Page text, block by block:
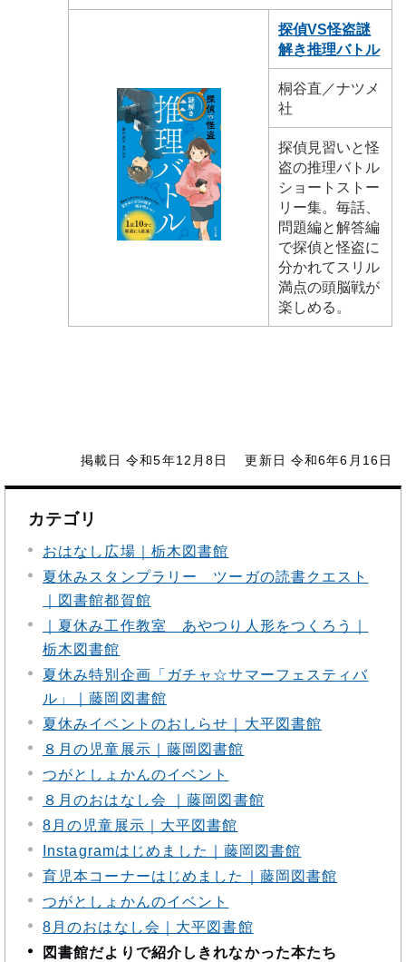
探偵VS怪盗謎
解き推理バトル
桐谷直／ナツメ
社
探偵見習いと怪
盗の推理バトル
ショートストー
リー集。毎話、
問題編と解答編
で探偵と怪盗に
分かれてスリル
満点の頭脳戦が
楽しめる。
掲載日 令和5年12月8日 更新日 令和6年6月16日
カテゴリ
おはなし広場｜栃木図書館
夏休みスタンプラリー ツーガの読書クエスト
｜図書館都賀館
｜夏休み工作教室 あやつり人形をつくろう｜
栃木図書館
夏休み特別企画「ガチャ☆サマーフェスティバ
ル」｜藤岡図書館
夏休みイベントのおしらせ｜大平図書館
８月の児童展示｜藤岡図書館
つがとしょかんのイベント
８月のおはなし会 ｜藤岡図書館
8月の児童展示｜大平図書館
Instagramはじめました｜藤岡図書館
育児本コーナーはじめました｜藤岡図書館
つがとしょかんのイベント
8月のおはなし会｜大平図書館
図書館だよりで紹介しきれなかった本たち